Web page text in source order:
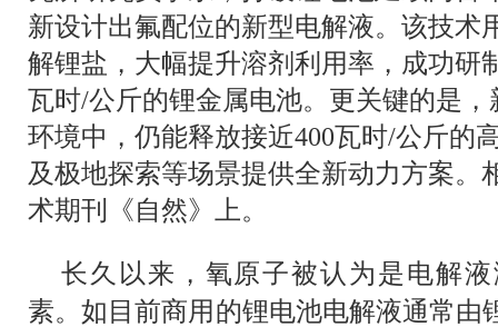
新设计出氟配位的新型电解液。该技术
解锂盐，大幅提升溶剂利用率，成功研
瓦时/公斤的锂金属电池。更关键的是
环境中，仍能释放接近400瓦时/公斤的
及极地探索等场景提供全新动力方案。
术期刊《自然》上。
长久以来，氧原子被认为是电解
素。如目前商用的锂电池电解液通常由